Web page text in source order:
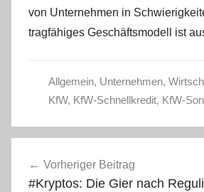
von Unternehmen in
tragfähiges Geschäftsmodell ist
Allgemein, Unternehmen,
KfW, KfW-Schnellkredit, KfW-
Vorheriger Beitrag
#Kryptos: Die Gier nach